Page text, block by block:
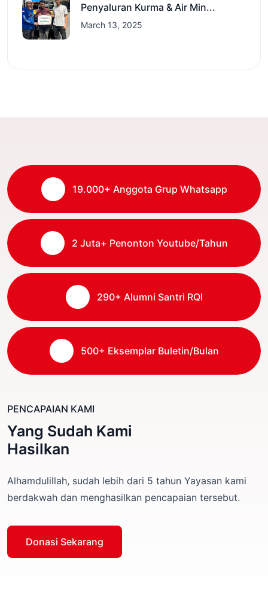
Penyaluran Kurma & Air Min...
March 13, 2025
19.000+ Anggota Grup Whatsapp
2 Juta+ Penonton Youtube/Tahun
290+ Alumni Santri RQI
500+ Eksemplar Buletin/Bulan
PENCAPAIAN KAMI
Yang Sudah Kami
Hasilkan
Alhamdulillah, sudah lebih dari 5 tahun Yayasan kami
berdakwah dan menghasilkan pencapaian tersebut.
Donasi Sekarang